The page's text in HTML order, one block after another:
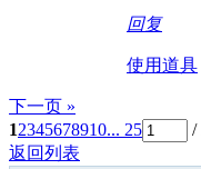
回复
使用道具
下一页 »
12345678910... 25 /
返回列表